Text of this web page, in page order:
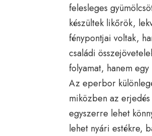
felesleges
készültek likőrök,
fénypontjai voltak,
családi
folyamat, hanem
Az eperbor
miközben az
egyszerre lehet
lehet nyári estékre,